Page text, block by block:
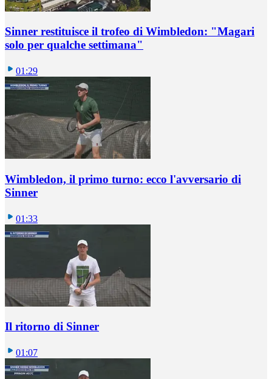
Sinner restituisce il trofeo di Wimbledon: "Magari
solo per qualche settimana"
01:29
Wimbledon, il primo turno: ecco l'avversario di
Sinner
01:33
Il ritorno di Sinner
01:07